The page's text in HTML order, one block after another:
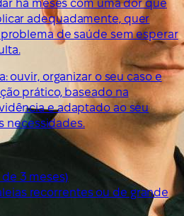
há meses com uma dor que
adequadamente, quer
de saúde sem esperar
ouvir, organizar o seu caso e
prático, baseado na
e adaptado ao seu
necessidades.
3 meses)
recorrentes ou de grande